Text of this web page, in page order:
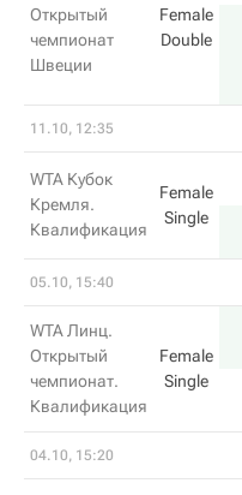
Открытый
чемпионат
Швеции
Female
Double
11.10, 12:35
WTA Кубок
Кремля.
Квалификация
Female
Single
05.10, 15:40
WTA Линц.
Открытый
чемпионат.
Квалификация
Female
Single
04.10, 15:20